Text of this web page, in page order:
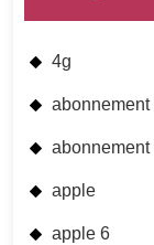
4g
abonnement
abonnement
apple
apple 6